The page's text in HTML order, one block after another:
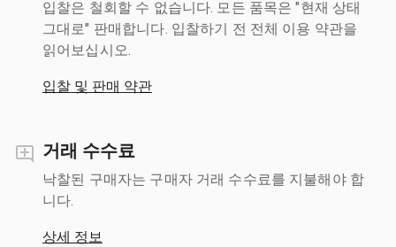
입찰은 철회할 수 없습니다. 모든 품목은 "현재 상태
그대로" 판매합니다. 입찰하기 전 전체 이용 약관을
읽어보십시오.
입찰 및 판매 약관
거래 수수료
낙찰된 구매자는 구매자 거래 수수료를 지불해야 합
니다.
상세 정보